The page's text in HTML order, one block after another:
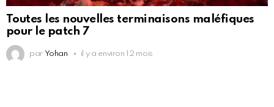
Toutes les nouvelles terminaisons maléfiques
pour le patch 7
par Yohan il y a environ 12 mois